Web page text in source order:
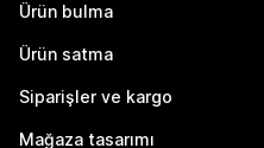
Ürün bulma
Ürün satma
Siparişler ve kargo
Mağaza tasarımı